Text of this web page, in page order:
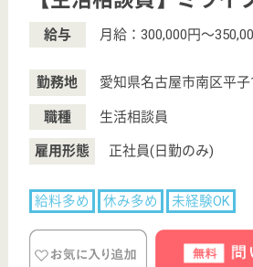
介護職求人支援サービス『クリックジョブ介護』運営会社:
Copyright©LifeOnes Ltd. All Rights Reserved